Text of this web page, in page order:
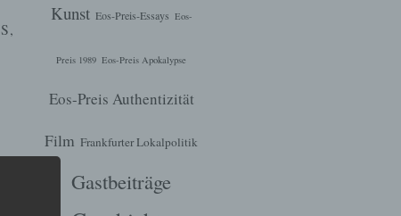
,
Kunst Eos-Preis-Essays Eos-
Preis 1989 Eos-Preis Apokalypse
Eos-Preis Authentizität
Film Frankfurter Lokalpolitik
Gastbeiträge